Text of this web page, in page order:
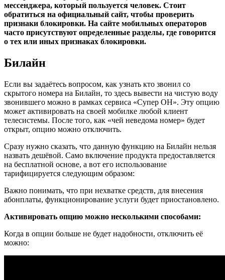
мессенджера, который пользуется человек. Стоит
обратиться на официальный сайт, чтобы проверить
признаки блокировки. На сайте мобильных операторов
часто присутствуют определенные разделы, где говорится
о тех или иных признаках блокировки.
Билайн
Если вы задаётесь вопросом, как узнать кто звонил со
скрытого номера на Билайн, то здесь вывести на чистую воду
звонившего можно в рамках сервиса «Супер ОН». Эту опцию
может активировать на своей мобилке любой клиент
телесистемы. После того, как «чей неведома номер» будет
открыт, опцию можно отключить.
Сразу нужно сказать, что данную функцию на Билайн нельзя
назвать дешёвой. Само включение продукта предоставляется
на бесплатной основе, а вот его использование
тарифицируется следующим образом:
Важно понимать, что при нехватке средств, для внесения
абонплаты, функционирование услуги будет приостановлено.
Активировать опцию можно несколькими способами:
Когда в опции больше не будет надобности, отключить её
можно: